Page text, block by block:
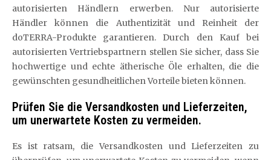
autorisierten Händlern erwerben. Nur autorisierte
Händler können die Authentizität und Reinheit der
doTERRA-Produkte garantieren. Durch den Kauf bei
autorisierten Vertriebspartnern stellen Sie sicher, dass Sie
hochwertige und echte ätherische Öle erhalten, die die
gewünschten gesundheitlichen Vorteile bieten können.
Prüfen Sie die Versandkosten und Lieferzeiten,
um unerwartete Kosten zu vermeiden.
Es ist ratsam, die Versandkosten und Lieferzeiten zu